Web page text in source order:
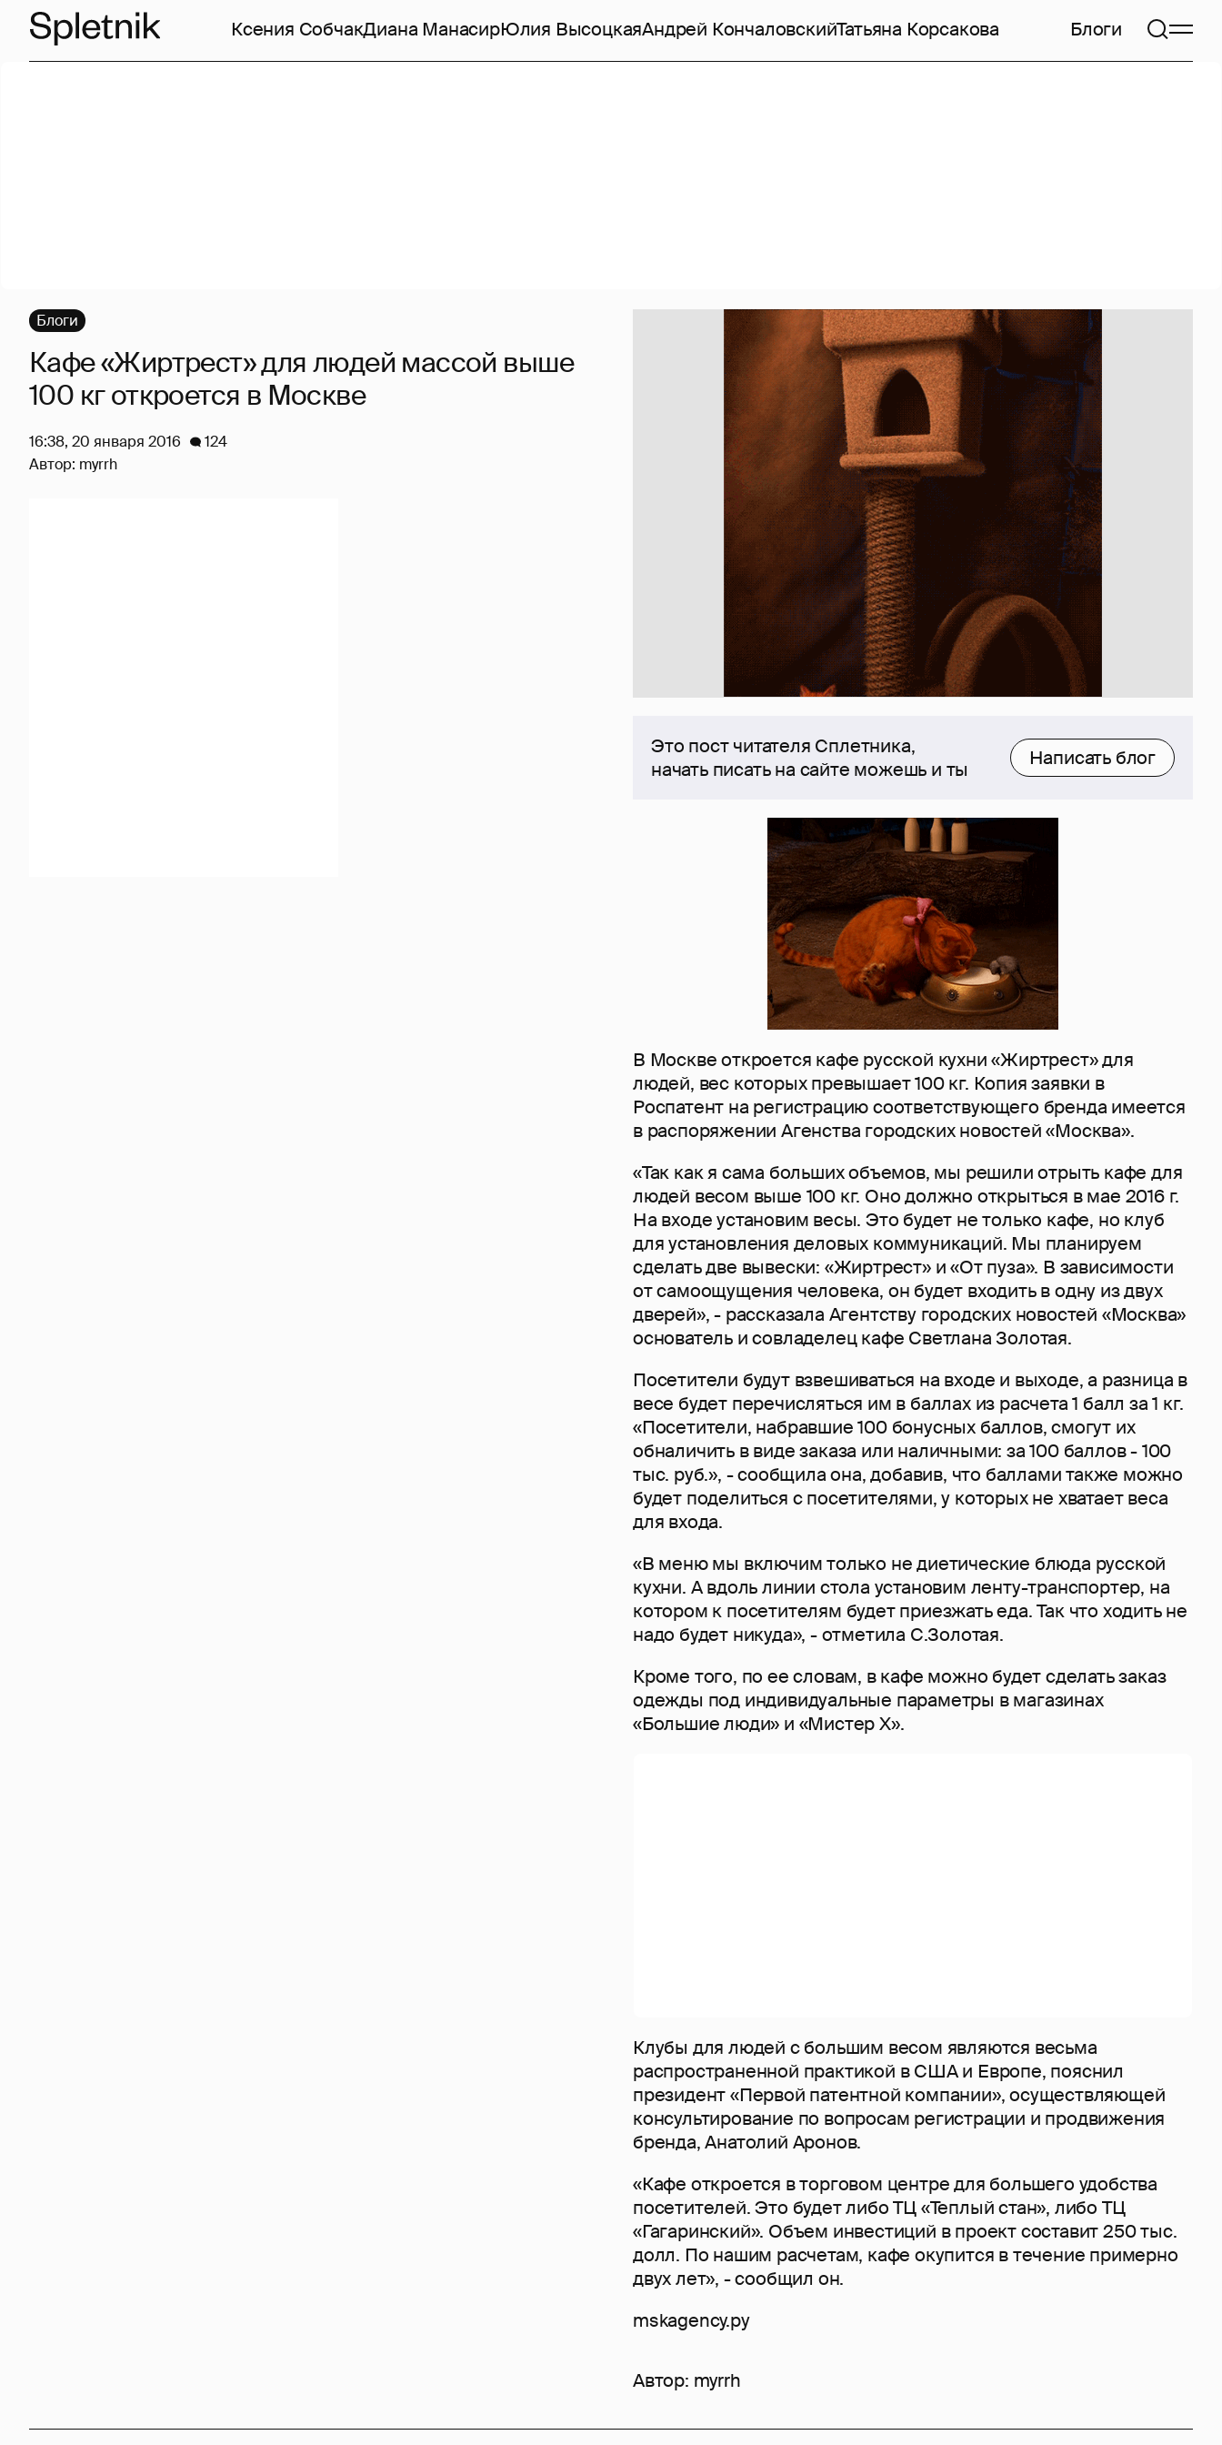
Ксения СобчакДиана МанасирЮлия ВысоцкаяАндрей КончаловскийТатьяна Корсакова Блоги
Это пост читателя Сплетника,
начать писать на сайте можешь и ты
Написать блог
В Москве откроется кафе русской кухни «Жиртрест» для
людей, вес которых превышает 100 кг. Копия заявки в
Роспатент на регистрацию соответствующего бренда имеется
в распоряжении Агенства городских новостей «Москва».
«Так как я сама больших объемов, мы решили отрыть кафе для
людей весом выше 100 кг. Оно должно открыться в мае 2016 г.
На входе установим весы. Это будет не только кафе, но клуб
для установления деловых коммуникаций. Мы планируем
сделать две вывески: «Жиртрест» и «От пуза». В зависимости
от самоощущения человека, он будет входить в одну из двух
дверей», - рассказала Агентству городских новостей «Москва»
основатель и совладелец кафе Светлана Золотая.
Посетители будут взвешиваться на входе и выходе, а разница в
весе будет перечисляться им в баллах из расчета 1 балл за 1 кг.
«Посетители, набравшие 100 бонусных баллов, смогут их
обналичить в виде заказа или наличными: за 100 баллов - 100
тыс. руб.», - сообщила она, добавив, что баллами также можно
будет поделиться с посетителями, у которых не хватает веса
для входа.
«В меню мы включим только не диетические блюда русской
кухни. А вдоль линии стола установим ленту-транспортер, на
котором к посетителям будет приезжать еда. Так что ходить не
надо будет никуда», - отметила С.Золотая.
Кроме того, по ее словам, в кафе можно будет сделать заказ
одежды под индивидуальные параметры в магазинах
«Большие люди» и «Мистер X».
Клубы для людей с большим весом являются весьма
распространенной практикой в США и Европе, пояснил
президент «Первой патентной компании», осуществляющей
консультирование по вопросам регистрации и продвижения
бренда, Анатолий Аронов.
«Кафе откроется в торговом центре для большего удобства
посетителей. Это будет либо ТЦ «Теплый стан», либо ТЦ
«Гагаринский». Объем инвестиций в проект составит 250 тыс.
долл. По нашим расчетам, кафе окупится в течение примерно
двух лет», - сообщил он.
mskagency.ру
Автор: myrrh
Блоги
Кафе «Жиртрест» для людей массой выше
100 кг откроется в Москве
16:38, 20 января 2016
124
Автор: myrrh